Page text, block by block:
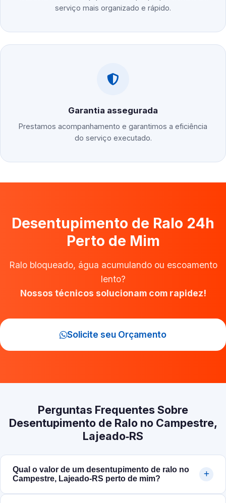
serviço mais organizado e rápido.
Garantia assegurada
Prestamos acompanhamento e garantimos a eficiência
do serviço executado.
Desentupimento de Ralo 24h
Perto de Mim
Ralo bloqueado, água acumulando ou escoamento
lento?
Nossos técnicos solucionam com rapidez!
Solicite seu Orçamento
Perguntas Frequentes Sobre
Desentupimento de Ralo no Campestre,
Lajeado‑RS
Qual o valor de um desentupimento de ralo no
Campestre, Lajeado‑RS perto de mim?